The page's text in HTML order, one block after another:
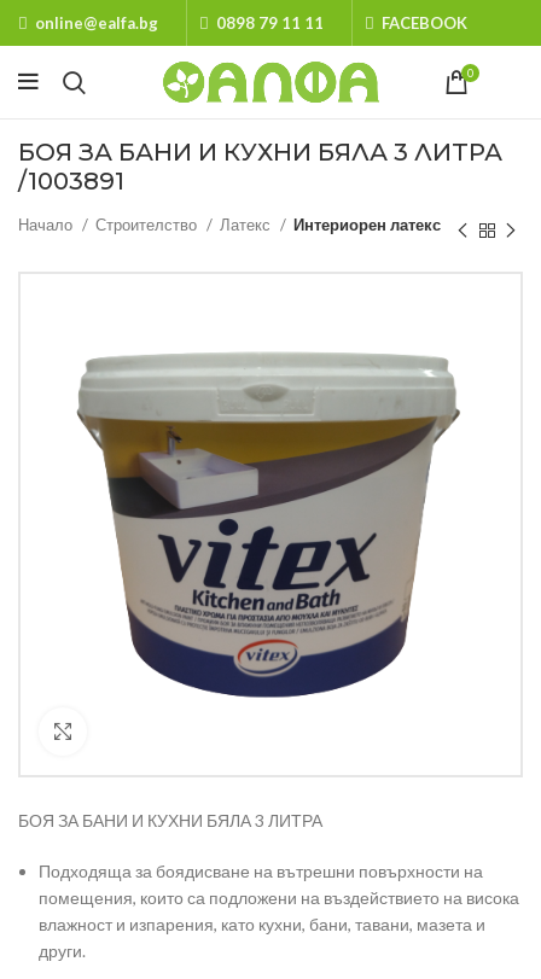
online@ealfa.bg 0898 79 11 11 FACEBOOK
0
БОЯ ЗА БАНИ И КУХНИ БЯЛА 3 ЛИТРА
/1003891
Начало Строителство Латекс Интериорен латекс
БОЯ ЗА БАНИ И КУХНИ БЯЛА 3 ЛИТРА
Подходяща за боядисване на вътрешни повърхности на
помещения, които са подложени на въздействието на висока
влажност и изпарения, като кухни, бани, тавани, мазета и
други.